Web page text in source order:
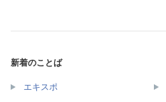
新着のことば
エキスポ